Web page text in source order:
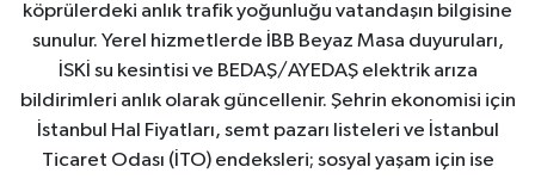
köprülerdeki anlık trafik yoğunluğu vatandaşın bilgisine
sunulur. Yerel hizmetlerde İBB Beyaz Masa duyuruları,
İSKİ su kesintisi ve BEDAŞ/AYEDAŞ elektrik arıza
bildirimleri anlık olarak güncellenir. Şehrin ekonomisi için
İstanbul Hal Fiyatları, semt pazarı listeleri ve İstanbul
Ticaret Odası (İTO) endeksleri; sosyal yaşam için ise